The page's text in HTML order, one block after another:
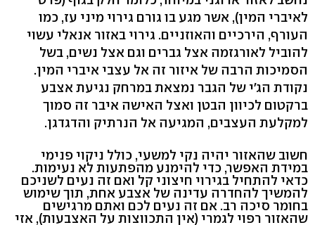
לאיברי המין), אשר מגע בו גורם גירוי מיני עז, כמו
העורף, הירכיים והאוזניים. גירוי באזור אנאלי עשוי
להוביל לאורגזמה אצל גברים וגם אצל נשים, בשל
הסמיכות הרבה של איזור זה אל עצבי איברי המין.
נקודת הג'י של הגבר נמצאת במרחק נגיעת אצבע
ברקטום לכיוון הבטן ואצל האישה איבר זה סמוך
למקלעת העצבים, המגיעה אל הנרתיק והדגדגן.
חשוב שהאזור יהיה נקי למשעי, כולל ניקוי פנימי
במידת האפשר, כדי להימנע מהפתעות לא נעימות.
כדאי להתחיל בגירוי חיצוני קל ואם זה נעים לשניכם
להמשיך להחדרה עדינה של אצבע אחת, תוך שימוש
בחומר סיכה רב. אם זה נעים לכם ואתם מרגישים
שהאזור רפוי לגמרי (אין התכווצות על האצבעות), אזי